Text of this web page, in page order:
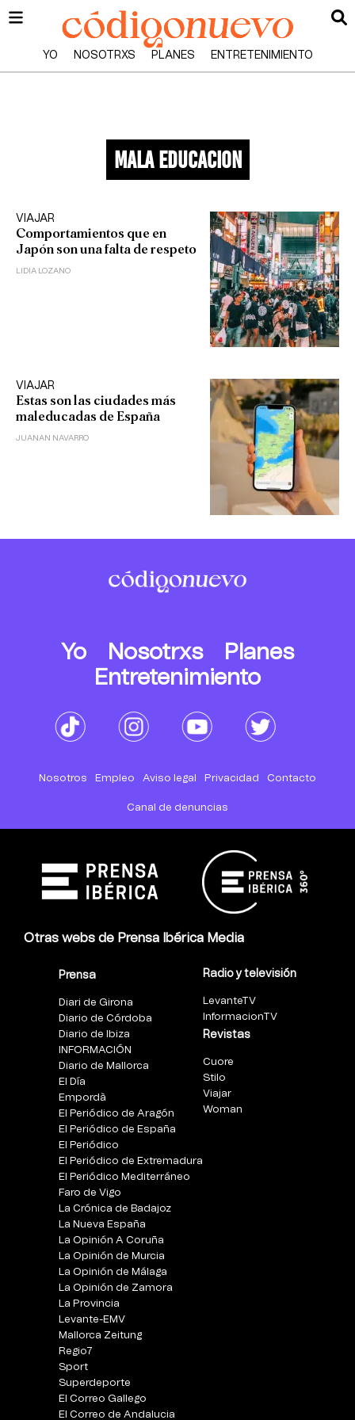
YO NOSOTRXS PLANES ENTRETENIMIENTO
mala educacion
VIAJAR
Comportamientos que en
Japón son una falta de respeto
LIDIA LOZANO
VIAJAR
Estas son las ciudades más
maleducadas de España
JUANAN NAVARRO
Yo Nosotrxs
Planes
Entretenimiento
Nosotros Empleo Aviso legal Privacidad Contacto
Canal de denuncias
Otras webs de Prensa Ibérica Media
Prensa
Diari de Girona
Diario de Córdoba
Diario de Ibiza
INFORMACIÓN
Diario de Mallorca
El Día
Empordà
El Periódico de Aragón
El Periódico de España
El Periódico
El Periódico de Extremadura
El Periódico Mediterráneo
Faro de Vigo
La Crónica de Badajoz
La Nueva España
La Opinión A Coruña
La Opinión de Murcia
La Opinión de Málaga
La Opinión de Zamora
La Provincia
Levante-EMV
Mallorca Zeitung
Regio7
Sport
Superdeporte
El Correo Gallego
El Correo de Andalucia
Radio y televisión
LevanteTV
InformacionTV
Revistas
Cuore
Stilo
Viajar
Woman